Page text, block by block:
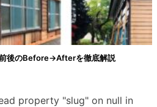
後のBefore→Afterを徹底解説
property "slug" on null in